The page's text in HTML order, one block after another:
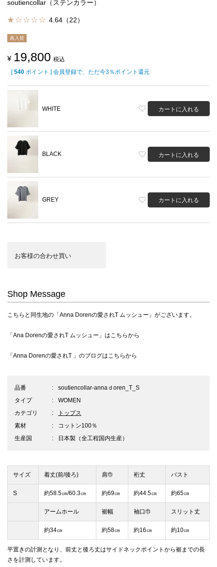
soutiencollar（ステンカラー）
4.64（22）
再入荷
¥ 19,800 税込
[ 540 ポイント ] 会員登録で、ただ今3％ポイント還元
WHITE カートに入れる
BLACK カートに入れる
GREY カートに入れる
お客様の合わせ買い
Shop Message
こちらと同生地の 「Anna Dorenの愛されT ムッシュー」 がございます。
「Ana Dorenの愛されT ムッシュー」は こちらから
「Anna Dorenの愛されT 」のブログは こちらから
品番
soutiencollar-annaｄoren_T_S
タイプ
WOMEN
カテゴリ
トップス
素材
コットン100％
生産国
日本製（全工程国内生産）
サイズ 着丈(前/後ろ) 肩巾 裄丈 バスト
S 約58.5㎝/60.3㎝ 約69㎝ 約44.5㎝ 約65㎝
アームホール 裾幅 袖口巾 スリット丈
約34㎝ 約58㎝ 約16㎝ 約10㎝
平置きの計測となり、前丈と後ろ丈はサイドネックポイントから裾までの長
さを計測しています。